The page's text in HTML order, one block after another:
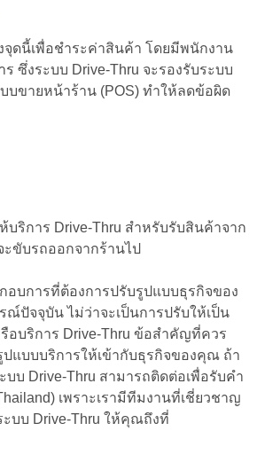
ดนี้เพื่อชำระค่าสินค้า โดยมีพนักงาน
ร ซึ่งระบบ Drive-Thru จะรองรับระบบ
บขายหน้าร้าน (POS) ทำให้ลดข้อผิด
บริการ Drive-Thru สำหรับรับสินค้าจาก
ขับรถออกจากร้านไป
บการที่ต้องการปรับรูปแบบธุรกิจของ
ปัจจุบัน ไม่ว่าจะเป็นการปรับให้เป็น
รือบริการ Drive-Thru ข้อสำคัญที่ควร
ปแบบบริการให้เข้ากับธุรกิจของคุณ ถ้า
บ Drive-Thru สามารถติดต่อเพื่อรับคำ
เพราะเรามีทีมงานที่เชี่ยวชาญ
บบ Drive-Thru ให้คุณถึงที่